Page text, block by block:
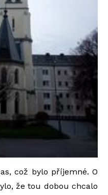
což bylo příjemné. O
že tou dobou chcalo